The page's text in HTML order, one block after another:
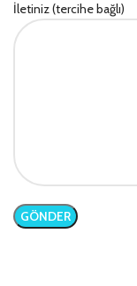
İletiniz (tercihe bağlı)